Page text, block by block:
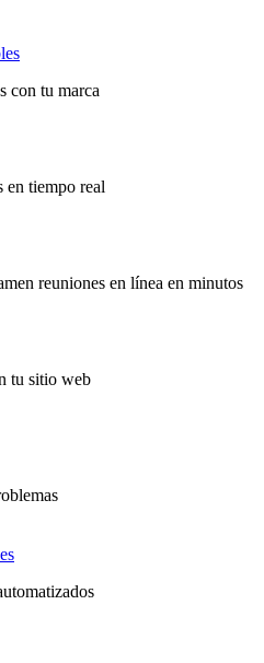
con tu marca
en tiempo real
reuniones en línea en minutos
tu sitio web